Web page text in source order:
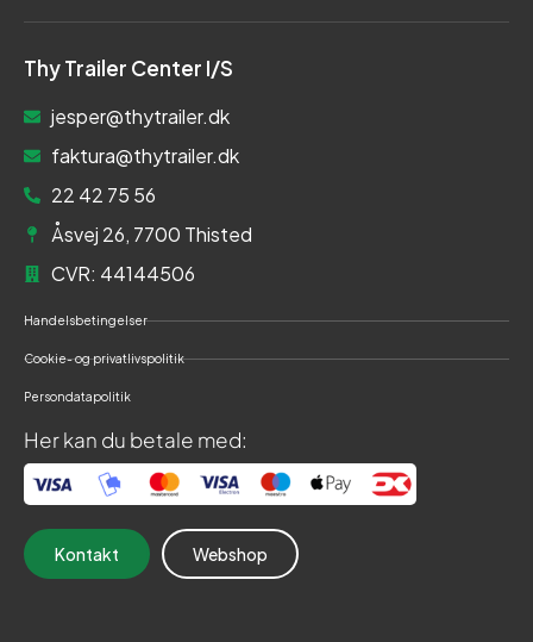
Thy Trailer Center I/S
jesper@thytrailer.dk
faktura@thytrailer.dk
22 42 75 56
Åsvej 26, 7700 Thisted
CVR: 44144506
Handelsbetingelser
Cookie- og privatlivspolitik
Persondatapolitik
Her kan du betale med:
Kontakt Webshop